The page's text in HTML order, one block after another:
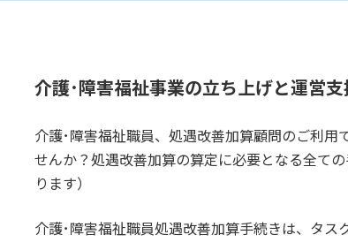
介護･障害福祉事業の立ち上げと運営
介護･障害福祉職員、処遇改善加算顧問のご利用
せんか？処遇改善加算の算定に必要となる全て
ります）
介護･障害福祉職員処遇改善加算手続きは、タス